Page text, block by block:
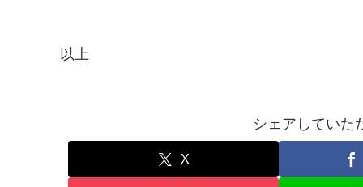
以上
シェアしていた
X